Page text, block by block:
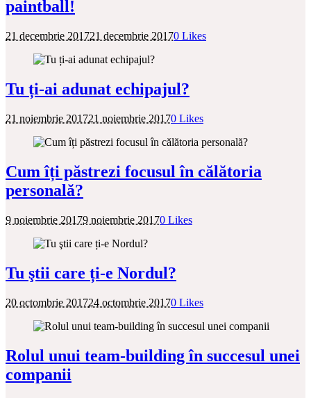
paintball!
21 decembrie 201721 decembrie 20170 Likes
Tu ți-ai adunat echipajul?
21 noiembrie 201721 noiembrie 20170 Likes
Cum îți păstrezi focusul în călătoria
personală?
9 noiembrie 20179 noiembrie 20170 Likes
Tu ştii care ți-e Nordul?
20 octombrie 201724 octombrie 20170 Likes
Rolul unui team-building în succesul unei
companii